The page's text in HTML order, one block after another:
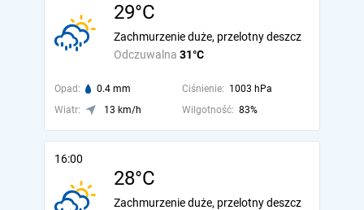
29°C
Odczuwalna 31°C
Zachmurzenie duże, przelotny deszcz
Opad: 0.4 mm Ciśnienie: 1003 hPa
Wiatr:
13 km/h Wilgotność: 83%
16:00
28°C
Zachmurzenie duże, przelotny deszcz